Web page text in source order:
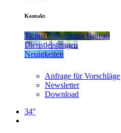
Kontakt
Ticino Convention Bureau
Dienstleistungen
Neuigkeiten
Anfrage für Vorschläge
Newsletter
Download
34°